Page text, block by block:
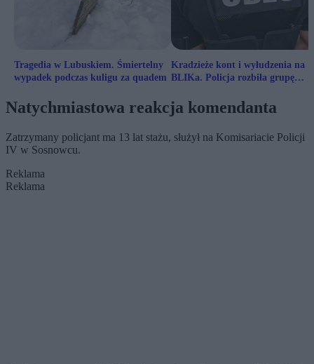
Tragedia w Lubuskiem. Śmiertelny
wypadek podczas kuligu za quadem
Kradzieże kont i wyłudzenia na
BLIKa. Policja rozbiła grupę
Natychmiastowa reakcja komendanta
Zatrzymany policjant ma 13 lat stażu, służył na Komisariacie Policji
IV w Sosnowcu.
Reklama
Reklama